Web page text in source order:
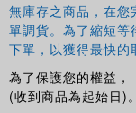
greater program
無庫存之商品，在
單調貨。為了縮短等
下單，以獲得最快的
為了保護您的權益，
(收到商品為起始日)。